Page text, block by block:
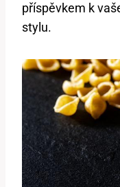
příspěvkem k
stylu.